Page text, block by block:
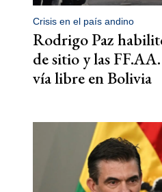
Crisis en el país andino
Rodrigo Paz
de sitio y las
vía libre en Bolivia